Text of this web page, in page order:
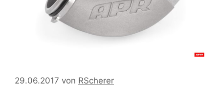
29.06.2017 von RScherer